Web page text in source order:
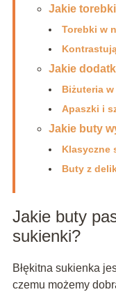
Jakie
Torebki w
Jakie
Biżuteria
Apaszki i
Jakie buty
Klasyczne
Buty z
Jakie buty
sukienki?
Błękitna sukienka
czemu możemy